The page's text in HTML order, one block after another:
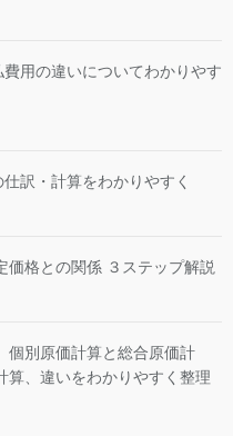
用の違いについてわかりやす
訳・計算をわかりやすく
価格との関係 ３ステップ解説
個別原価計算と総合原価計
算、違いをわかりやすく整理